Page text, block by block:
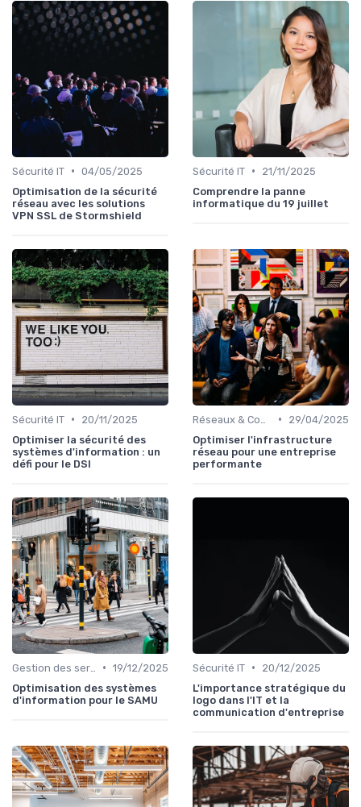
Sécurité IT • 04/05/2025
Optimisation de la sécurité
réseau avec les solutions
VPN SSL de Stormshield
Sécurité IT •
21/11/2025
Comprendre la panne
informatique du 19 juillet
Sécurité IT •
20/11/2025
Optimiser la sécurité des
systèmes d'information : un
défi pour le DSI
•
29/04/2025
Optimiser l'infrastructure
réseau pour une entreprise
performante
• 19/12/2025
Optimisation des systèmes
d'information pour le SAMU
Sécurité IT •
20/12/2025
L'importance stratégique du
logo dans l'IT et la
communication d'entreprise